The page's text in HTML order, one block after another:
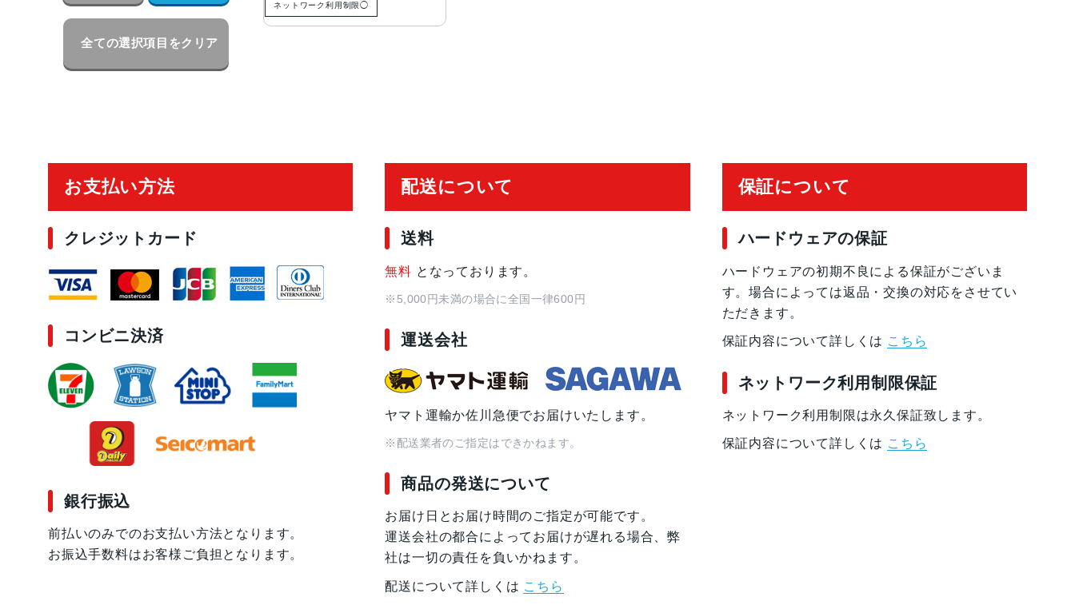
全ての選択項目をクリア
ネットワーク利用制限◯
お支払い方法
クレジットカード
コンビニ決済
銀行振込
前払いのみでのお支払い方法となります。
お振込手数料はお客様ご負担となります。
配送について
送料
無料 となっております。
※5,000円未満の場合に全国一律600円
運送会社
ヤマト運輸か佐川急便でお届けいたします。
※配送業者のご指定はできかねます。
商品の発送について
お届け日とお届け時間のご指定が可能です。
運送会社の都合によってお届けが遅れる場合、弊
社は一切の責任を負いかねます。
配送について詳しくは こちら
保証について
ハードウェアの保証
ハードウェアの初期不良による保証がございま
す。場合によっては返品・交換の対応をさせてい
ただきます。
保証内容について詳しくは こちら
ネットワーク利用制限保証
ネットワーク利用制限は永久保証致します。
保証内容について詳しくは こちら